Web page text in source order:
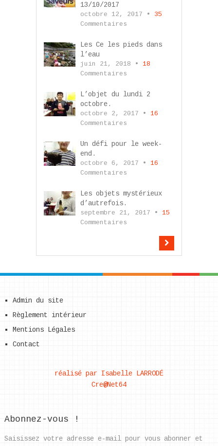
13/10/2017
octobre 12, 2017 • 35
Commentaires
Les Ce les pieds dans
l’eau
juin 21, 2018 • 18
Commentaires
L’objet du lundi 2
octobre.
octobre 2, 2017 • 16
Commentaires
Un défi pour le week-
end.
octobre 6, 2017 • 16
Commentaires
Les objets mystérieux
d’autrefois.
septembre 21, 2017 • 15
Commentaires
Admin du site
Règlement intérieur
Mentions Légales
Contact
réalisé par Isabelle LARRODÉ
Cre@Net64
Abonnez-vous !
Saisissez votre adresse e-mail pour vous abonner et